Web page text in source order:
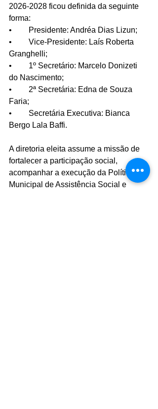
2026-2028 ficou definida da seguinte
forma:
•	Presidente: Andréa Dias Lizun;
•	Vice-Presidente: Laís Roberta
Granghelli;
•	1º Secretário: Marcelo Donizeti
do Nascimento;
•	2ª Secretária: Edna de Souza
Faria;
•	Secretária Executiva: Bianca
Bergo Lala Baffi.
A diretoria eleita assume a missão de
fortalecer a participação social,
acompanhar a execução da Política
Municipal de Assistência Social e